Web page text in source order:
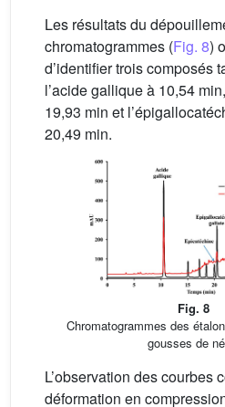
Les résultats du
chromatogrammes (Fig. 8)
d’identifier trois composés
l’acide gallique à 10,54
19,93 min et
20,49 min.
Fig. 8
Chromatogrammes des
gousses de
L’observation des courbes
déformation en